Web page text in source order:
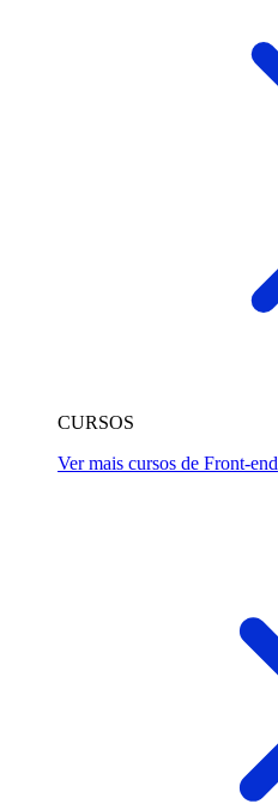
CURSOS
Ver mais cursos de Front-end